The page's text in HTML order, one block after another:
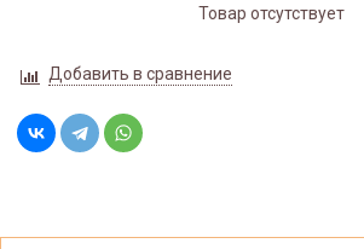
Товар отсутствует
Добавить в сравнение